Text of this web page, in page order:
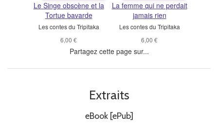
Le Singe obscène et la
Tortue bavarde
Les contes du Tripitaka
6,00 €
La femme qui ne perdait
jamais rien
Les contes du Tripitaka
6,00 €
Partagez cette page sur...
Extraits
eBook [ePub]